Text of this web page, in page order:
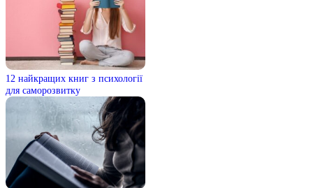
12 найкращих книг з психології
для саморозвитку